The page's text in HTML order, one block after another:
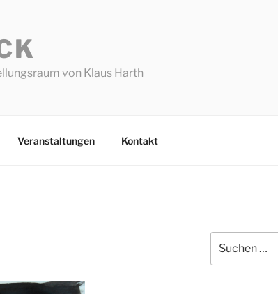
von Klaus Harth
Veranstaltungen Kontakt
nach: